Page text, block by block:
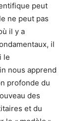
peut
ne peut pas
il y a
il
le
nous apprend
profonde du
des
et du